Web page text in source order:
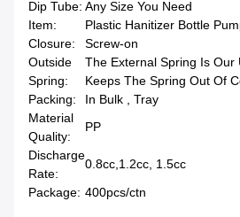
Dip Tube: Any Size You Need
Item:
Plastic Hanitizer Bottle
Closure:
Screw-on
Outside
Spring:
The External Spring Is Our
Keeps The Spring Out Of
Packing:
In Bulk , Tray
Material
Quality:
PP
Discharge
Rate:
0.8cc,1.2cc, 1.5cc
Package: 400pcs/ctn